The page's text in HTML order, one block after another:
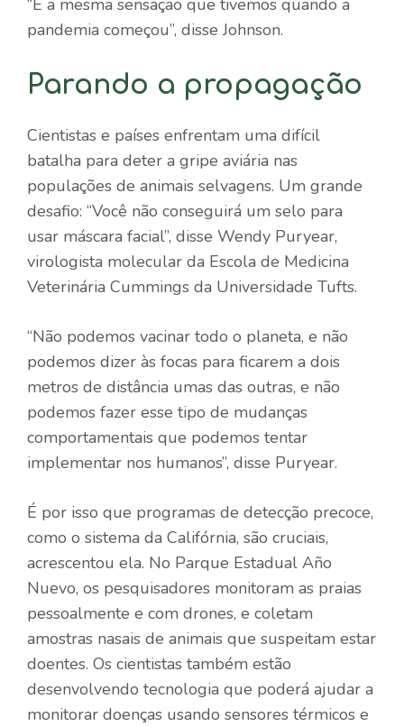
pandemia começou”, disse Johnson.
Parando a propagação
Cientistas e países enfrentam uma difícil
batalha para deter a gripe aviária nas
populações de animais selvagens. Um grande
desafio: “Você não conseguirá um selo para
usar máscara facial”, disse Wendy Puryear,
virologista molecular da Escola de Medicina
Veterinária Cummings da Universidade Tufts.
“Não podemos vacinar todo o planeta, e não
podemos dizer às focas para ficarem a dois
metros de distância umas das outras, e não
podemos fazer esse tipo de mudanças
comportamentais que podemos tentar
implementar nos humanos”, disse Puryear.
É por isso que programas de detecção precoce,
como o sistema da Califórnia, são cruciais,
acrescentou ela. No Parque Estadual Año
Nuevo, os pesquisadores monitoram as praias
pessoalmente e com drones, e coletam
amostras nasais de animais que suspeitam estar
doentes. Os cientistas também estão
desenvolvendo tecnologia que poderá ajudar a
monitorar doenças usando sensores térmicos e